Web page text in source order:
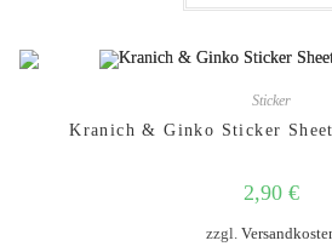
Sticker
Kranich & Ginko Sticker
2,90 €
zzgl.